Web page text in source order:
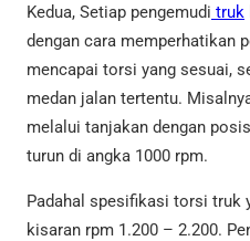
Kedua, Setiap pengemudi truk
dengan cara memperhatikan
mencapai torsi yang sesuai,
medan jalan tertentu.
melalui tanjakan dengan
turun di angka 1000 rpm.
Padahal spesifikasi torsi truk
kisaran rpm 1.200 – 2.200.